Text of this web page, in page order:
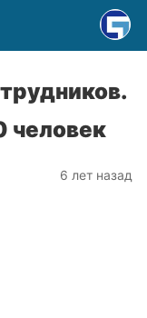
человек
6 лет назад